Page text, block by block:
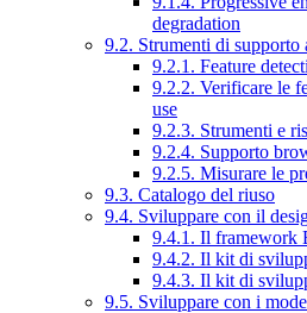
degradation
9.2. Strumenti di
9.2.1. Feature
9.2.2. Verificare le
use
9.2.3. Strumenti e
9.2.4. Supporto
9.2.5. Misurare le
9.3. Catalogo del riuso
9.4. Sviluppare con il
9.4.1. Il framework
9.4.2. Il kit di
9.4.3. Il kit di
9.5. Sviluppare con i